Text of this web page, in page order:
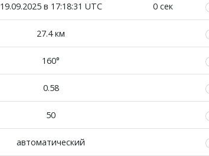
19.09.2025 в 17:18:31 UTC 0 сек
27.4 км
160°
0.58
50
автоматический